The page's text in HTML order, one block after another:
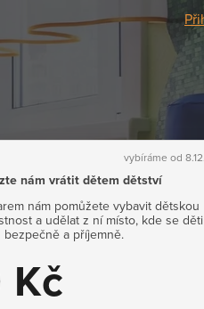
vybíráme od
nám vrátit dětem dětství
nám pomůžete vybavit dětskou
a udělat z ní místo, kde se
bezpečně a příjemně.
Kč